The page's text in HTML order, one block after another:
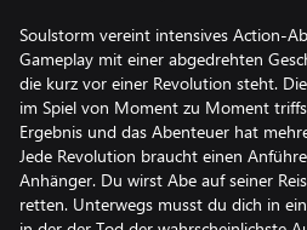
Soulstorm vereint intensives Action-
Gameplay mit einer abgedrehten
die kurz vor einer Revolution steht.
im Spiel von Moment zu Moment
Ergebnis und das Abenteuer hat
Jede Revolution braucht einen
Anhänger. Du wirst Abe auf seiner
retten. Unterwegs musst du dich in